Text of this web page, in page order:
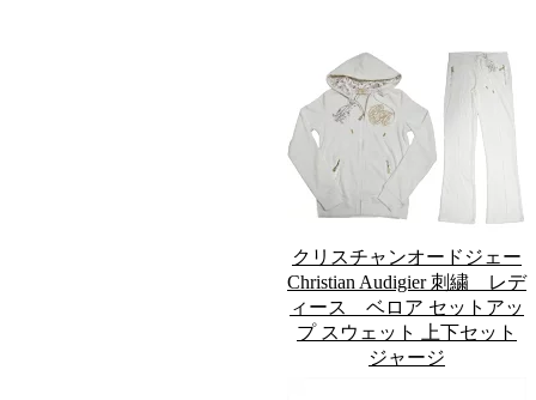
クリスチャンオードジェー
Christian Audigier 刺繍 レデ
ィース ベロア セットアッ
プ スウェット 上下セット
ジャージ